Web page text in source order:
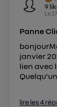
9
Le
Panne
janvier
lien avec
lire les 4
Pour une
Pour une
Vous